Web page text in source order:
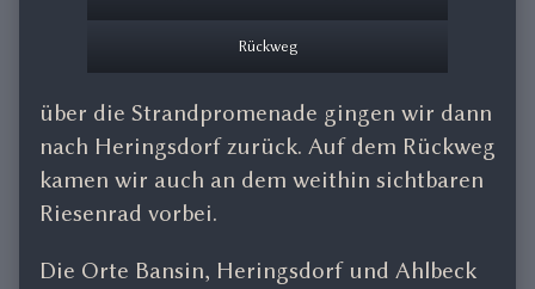
Rückweg
über die Strandpromenade gingen wir dann
nach Heringsdorf zurück. Auf dem Rückweg
kamen wir auch an dem weithin sichtbaren
Riesenrad vorbei.
Die Orte Bansin, Heringsdorf und Ahlbeck